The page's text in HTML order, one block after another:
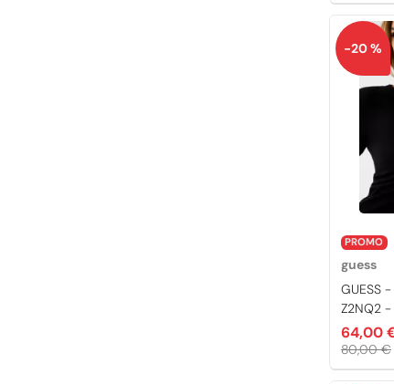
PROMO
guess
GUESS
Z2NQ2
64,00
80,00 €
-20 %